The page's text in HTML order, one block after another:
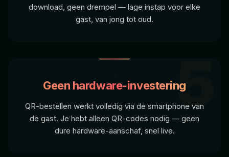
download, geen drempel — lage instap voor elke
gast, van jong tot oud.
5
Geen hardware-investering
QR-bestellen werkt volledig via de smartphone van
de gast. Je hebt alleen QR-codes nodig — geen
dure hardware-aanschaf, snel live.